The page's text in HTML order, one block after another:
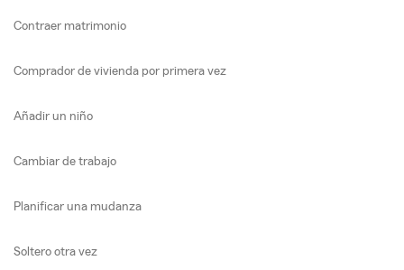
Contraer matrimonio
Comprador de vivienda por primera vez
Añadir un niño
Cambiar de trabajo
Planificar una mudanza
Soltero otra vez